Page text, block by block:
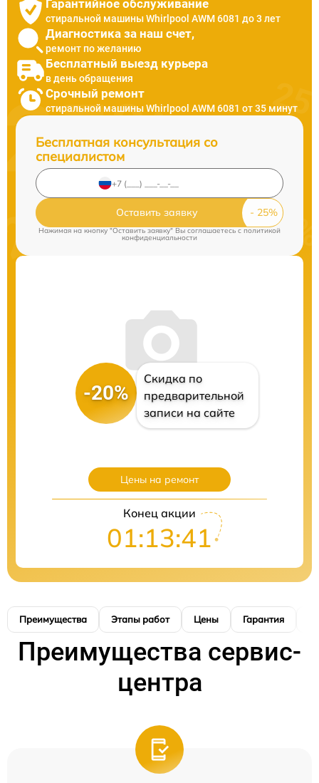
Гарантийное обслуживание
стиральной машины Whirlpool AWM 6081 до 3 лет
Диагностика за наш счет,
ремонт по желанию
Бесплатный выезд курьера
в день обращения
Срочный ремонт
стиральной машины Whirlpool AWM 6081 от 35 минут
Бесплатная консультация со
специалистом
Оставить заявку
Нажимая на кнопку "Оставить заявку" Вы соглашаетесь c политикой
конфиденциальности
-20%
Скидка по
предварительной
записи на сайте
Цены на ремонт
Конец акции
01:13:40
Преимущества Этапы работ Цены Гарантия
Преимущества сервис-
центра